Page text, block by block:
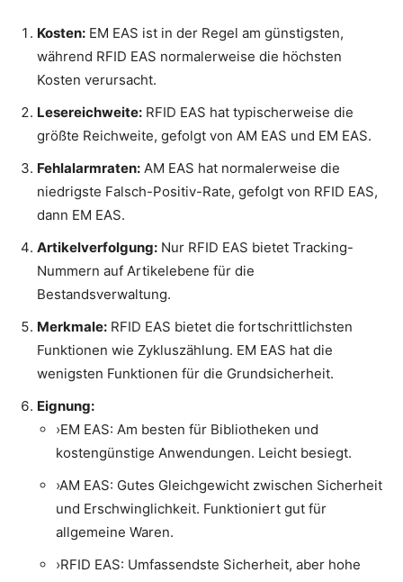
Kosten: EM EAS ist in der Regel am günstigsten,
während RFID EAS normalerweise die höchsten
Kosten verursacht.
Lesereichweite: RFID EAS hat typischerweise die
größte Reichweite, gefolgt von AM EAS und EM EAS.
Fehlalarmraten: AM EAS hat normalerweise die
niedrigste Falsch-Positiv-Rate, gefolgt von RFID EAS,
dann EM EAS.
Artikelverfolgung: Nur RFID EAS bietet Tracking-
Nummern auf Artikelebene für die
Bestandsverwaltung.
Merkmale: RFID EAS bietet die fortschrittlichsten
Funktionen wie Zykluszählung. EM EAS hat die
wenigsten Funktionen für die Grundsicherheit.
Eignung:
›EM EAS: Am besten für Bibliotheken und
kostengünstige Anwendungen. Leicht besiegt.
›AM EAS: Gutes Gleichgewicht zwischen Sicherheit
und Erschwinglichkeit. Funktioniert gut für
allgemeine Waren.
›RFID EAS: Umfassendste Sicherheit, aber hohe